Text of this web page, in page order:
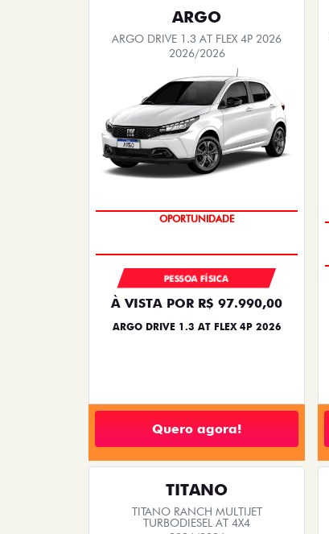
ARGO
ARGO DRIVE 1.3 AT FLEX 4P 2026
2026/2026
CONDIÇÃO IMPERDÍVEL
PESSOA FÍSICA
À VISTA POR R$ 97.990,00
ARGO DRIVE 1.3 AT FLEX 4P 2026
Quero agora!
TITANO
TITANO RANCH MULTIJET
TURBODIESEL AT 4X4